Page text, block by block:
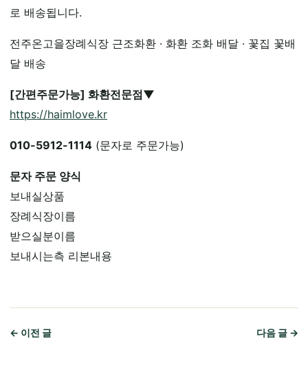
로 배송됩니다.
전주온고을장례식장 근조화환 · 화환 조화 배달 · 꽃집 꽃배
달 배송
[간편주문가능] 화환전문점▼
https://haimlove.kr
010-5912-1114 (문자로 주문가능)
문자 주문 양식
보내실상품
장례식장이름
받으실분이름
보내시는측 리본내용
← 이전 글 다음 글 →